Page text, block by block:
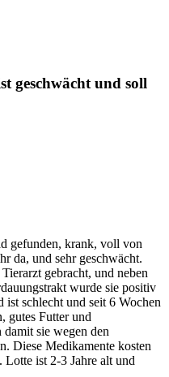
geschwächt und soll
gefunden, krank, voll von
da, und sehr geschwächt.
gebracht, und neben
wurde sie positiv
schlecht und seit 6 Wochen
gutes Futter und
sie wegen den
Diese Medikamente kosten
ist 2-3 Jahre alt und